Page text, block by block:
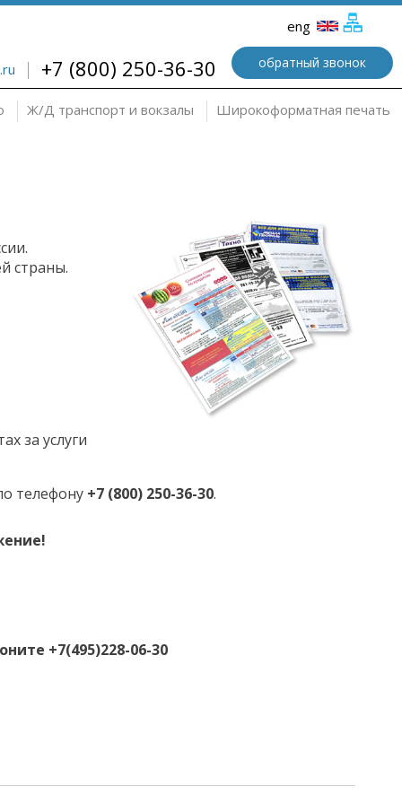
eng
обратный звонок
+7 (800) 250-36-30
Ж/Д транспорт и вокзалы Широкоформатная печать
страны.
за услуги
телефону +7 (800) 250-36-30.
+7(495)228-06-30